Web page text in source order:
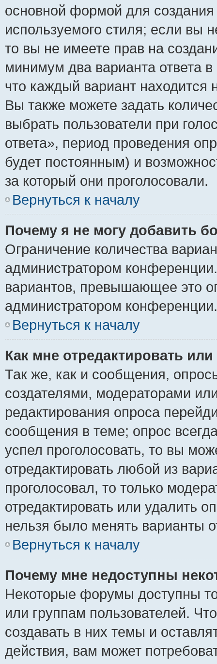
основной формой для
используемого стиля; если вы
то вы не имеете прав на
минимум два варианта ответа
что каждый вариант находится
Вы также можете задать
выбрать пользователи при
ответа», период проведения
будет постоянным) и
за который они проголосовали.
Вернуться к началу
Почему я не могу добавить
Ограничение количества
администратором
вариантов, превышающее это
администратором конференции.
Вернуться к началу
Как мне отредактировать
Так же, как и сообщения,
создателями, модераторами
редактирования опроса
сообщения в теме; опрос
успел проголосовать, то вы
отредактировать любой из
проголосовал, то только
отредактировать или удалить
нельзя было менять варианты
Вернуться к началу
Почему мне недоступны
Некоторые форумы доступны
или группам пользователей.
создавать в них темы и
действия, вам может